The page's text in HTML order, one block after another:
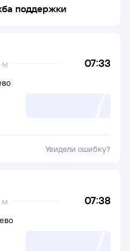
поддержки
07:33
м
Увидели ошибку?
07:38
м